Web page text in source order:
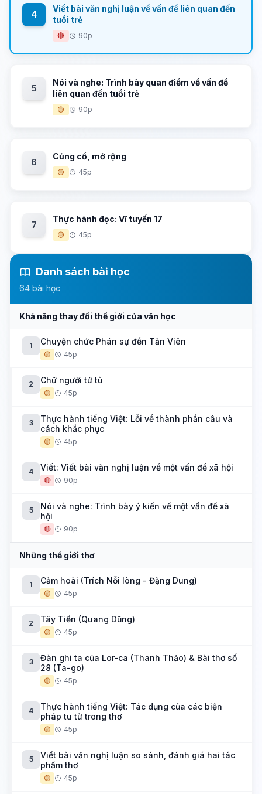
4
Viết bài văn nghị luận về vấn đề liên quan đến
tuổi trẻ
🔴 90p
5
Nói và nghe: Trình bày quan điểm về vấn đề
liên quan đến tuổi trẻ
🟡 90p
6
Củng cố, mở rộng
🟡 45p
7
Thực hành đọc: Vĩ tuyến 17
🟡 45p
Danh sách bài học
64 bài học
Khả năng thay đổi thế giới của văn học
1 Chuyện chức Phán sự đền Tản Viên
🟡 45p
2 Chữ người tử tù
🟡 45p
3
Thực hành tiếng Việt: Lỗi về thành phần câu và
cách khắc phục
🟡 45p
4 Viết: Viết bài văn nghị luận về một vấn đề xã hội
🔴 90p
5
Nói và nghe: Trình bày ý kiến về một vấn đề xã
hội
🔴 90p
Những thế giới thơ
1 Cảm hoài (Trích Nỗi lòng - Đặng Dung)
🟡 45p
2 Tây Tiến (Quang Dũng)
🟡 45p
3
Đàn ghi ta của Lor-ca (Thanh Thảo) & Bài thơ số
28 (Ta-go)
🟡 45p
4
Thực hành tiếng Việt: Tác dụng của các biện
pháp tu từ trong thơ
🟡 45p
5
Viết bài văn nghị luận so sánh, đánh giá hai tác
phẩm thơ
🟡 45p